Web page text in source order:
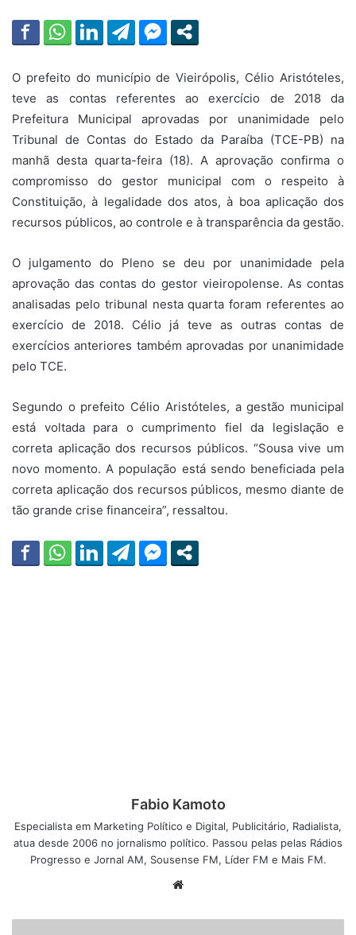
O prefeito do município de Vieirópolis, Célio Aristóteles,
teve as contas referentes ao exercício de 2018 da
Prefeitura Municipal aprovadas por unanimidade pelo
Tribunal de Contas do Estado da Paraíba (TCE-PB) na
manhã desta quarta-feira (18). A aprovação confirma o
compromisso do gestor municipal com o respeito à
Constituição, à legalidade dos atos, à boa aplicação dos
recursos públicos, ao controle e à transparência da gestão.
O julgamento do Pleno se deu por unanimidade pela
aprovação das contas do gestor vieiropolense. As contas
analisadas pelo tribunal nesta quarta foram referentes ao
exercício de 2018. Célio já teve as outras contas de
exercícios anteriores também aprovadas por unanimidade
pelo TCE.
Segundo o prefeito Célio Aristóteles, a gestão municipal
está voltada para o cumprimento fiel da legislação e
correta aplicação dos recursos públicos. “Sousa vive um
novo momento. A população está sendo beneficiada pela
correta aplicação dos recursos públicos, mesmo diante de
tão grande crise financeira”, ressaltou.
Fabio Kamoto
Especialista em Marketing Político e Digital, Publicitário, Radialista,
atua desde 2006 no jornalismo político. Passou pelas pelas Rádios
Progresso e Jornal AM, Sousense FM, Líder FM e Mais FM.
b